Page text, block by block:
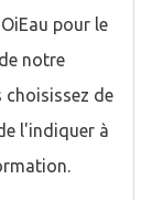
pour le
notre
choisissez de
l'indiquer à